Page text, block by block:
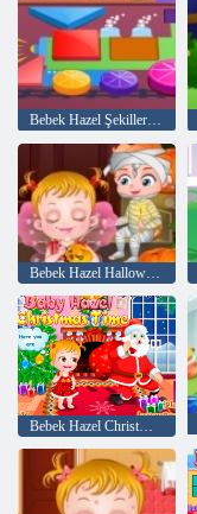
Bebek Hazel Şekiller öğrenir
Bebek Hazel Halloween Party